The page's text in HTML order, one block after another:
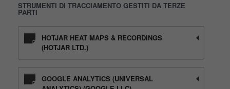
STRUMENTI DI TRACCIAMENTO GESTITI DA TERZE
PARTI
HOTJAR HEAT MAPS & RECORDINGS
(HOTJAR LTD.)
GOOGLE ANALYTICS (UNIVERSAL